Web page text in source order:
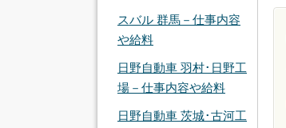
スバル 群馬－仕事内容
や給料
日野自動車 羽村･日野工
場－仕事内容や給料
日野自動車 茨城･古河工